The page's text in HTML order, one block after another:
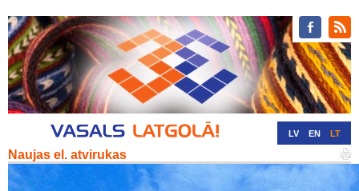
LV EN LT
Naujas el. atvirukas